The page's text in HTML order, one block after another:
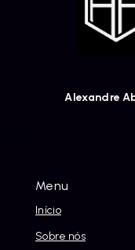
Menu
Início
Sobre nós
Alexandre